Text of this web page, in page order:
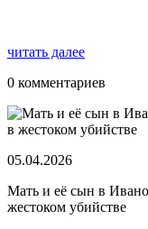
читать далее
0 комментариев
05.04.2026
Мать и её сын в
жестоком убийстве